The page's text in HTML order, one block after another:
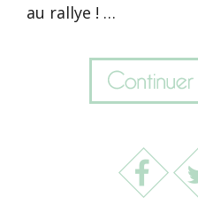
au rallye ! …